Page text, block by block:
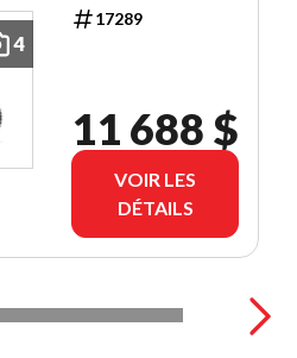
4
17289
11 688 $
VOIR LES
DÉTAILS